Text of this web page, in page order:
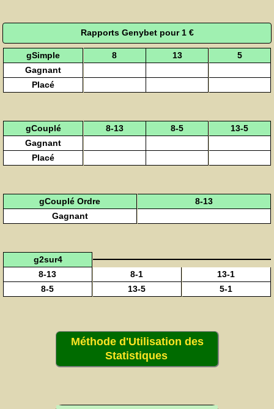
Rapports Genybet pour 1 €
gSimple 8 13
5
Gagnant
Placé
gCouplé 8-13 8-5
13-5
Gagnant
Placé
gCouplé Ordre
8-13
Gagnant
g2sur4
8-13
8-1
13-1
8-5
13-5 5-1
Méthode d'Utilisation des
Statistiques